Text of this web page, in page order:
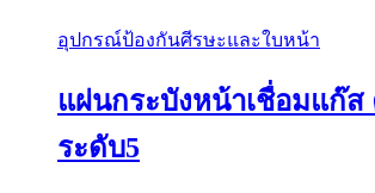
อุปกรณ์ป้องกันศีรษะและใบหน้า
แผ่นกระบังหน้าเชื่อมแก๊ส
ระดับ5